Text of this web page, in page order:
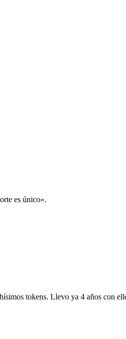
es único».
tokens. Llevo ya 4 años con